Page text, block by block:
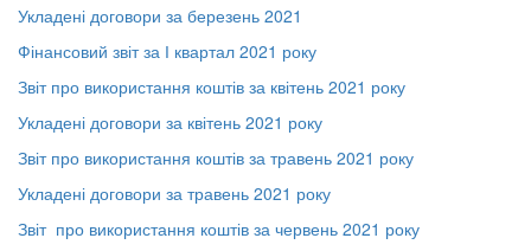
Укладені договори за березень 2021
Фінансовий звіт за І квартал 2021 року
Звіт про використання коштів за квітень 2021 року
Укладені договори за квітень 2021 року
Звіт про використання коштів за травень 2021 року
Укладені договори за травень 2021 року
Звіт про використання коштів за червень 2021 року